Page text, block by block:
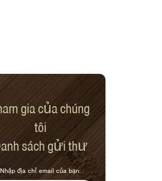
gia của chúng
tôi
sách gửi thư
Nhập địa chỉ email của bạn: